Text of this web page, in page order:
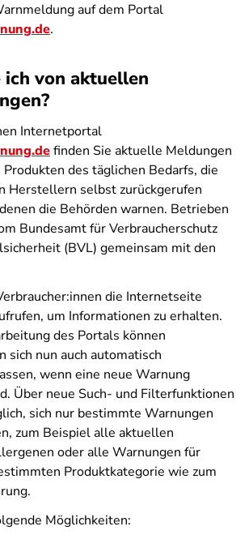
auf dem Portal
.
von aktuellen
Internetportal
finden Sie aktuelle Meldungen
des täglichen Bedarfs, die
Herstellern selbst zurückgerufen
die Behörden warnen. Betrieben
Bundesamt für Verbraucherschutz
(BVL) gemeinsam mit den
die Internetseite
um Informationen zu erhalten.
des Portals können
sich nun auch automatisch
wenn eine neue Warnung
Über neue Such- und Filterfunktionen
sich nur bestimmte Warnungen
zum Beispiel alle aktuellen
oder alle Warnungen für
Produktkategorie wie zum
Möglichkeiten: